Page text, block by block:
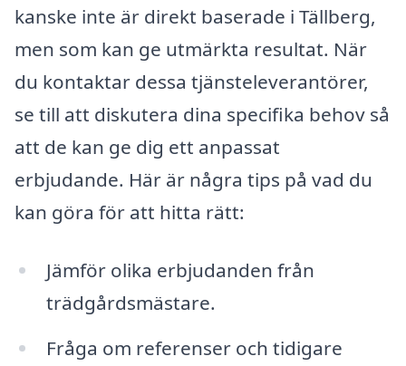
kanske inte är direkt baserade i Tällberg,
men som kan ge utmärkta resultat. När
du kontaktar dessa tjänsteleverantörer,
se till att diskutera dina specifika behov så
att de kan ge dig ett anpassat
erbjudande. Här är några tips på vad du
kan göra för att hitta rätt:
Jämför olika erbjudanden från
trädgårdsmästare.
Fråga om referenser och tidigare